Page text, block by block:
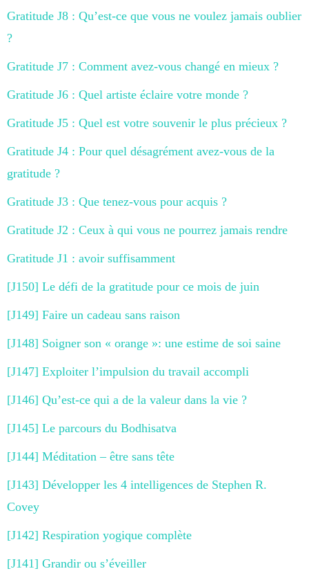
Gratitude J8 : Qu’est-ce que vous ne voulez jamais oublier
?
Gratitude J7 : Comment avez-vous changé en mieux ?
Gratitude J6 : Quel artiste éclaire votre monde ?
Gratitude J5 : Quel est votre souvenir le plus précieux ?
Gratitude J4 : Pour quel désagrément avez-vous de la
gratitude ?
Gratitude J3 : Que tenez-vous pour acquis ?
Gratitude J2 : Ceux à qui vous ne pourrez jamais rendre
Gratitude J1 : avoir suffisamment
[J150] Le défi de la gratitude pour ce mois de juin
[J149] Faire un cadeau sans raison
[J148] Soigner son « orange »: une estime de soi saine
[J147] Exploiter l’impulsion du travail accompli
[J146] Qu’est-ce qui a de la valeur dans la vie ?
[J145] Le parcours du Bodhisatva
[J144] Méditation – être sans tête
[J143] Développer les 4 intelligences de Stephen R.
Covey
[J142] Respiration yogique complète
[J141] Grandir ou s’éveiller